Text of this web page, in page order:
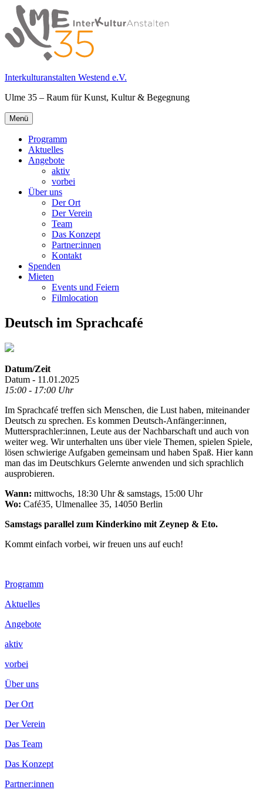
Springe
zum
Inhalt
Interkulturanstalten Westend e.V.
Ulme 35 – Raum für Kunst, Kultur & Begegnung
Primäres
Menü
Menü
Programm
Aktuelles
Angebote
aktiv
vorbei
Über uns
Der Ort
Der Verein
Team
Das Konzept
Partner:innen
Kontakt
Spenden
Mieten
Events und Feiern
Filmlocation
Deutsch im Sprachcafé
Datum/Zeit
Datum - 11.01.2025
15:00 - 17:00 Uhr
Im Sprachcafé treffen sich Menschen, die Lust haben, miteinander
Deutsch zu sprechen. Es kommen Deutsch-Anfänger:innen,
Muttersprachler:innen, Leute aus der Nachbarschaft und auch von
weiter weg. Wir unterhalten uns über viele Themen, spielen Spiele,
lösen schwierige Aufgaben gemeinsam und haben Spaß. Hier kann
man das im Deutschkurs Gelernte anwenden und sich sprachlich
ausprobieren.
Wann: mittwochs, 18:30 Uhr & samstags, 15:00 Uhr
Wo: Café35, Ulmenallee 35, 14050 Berlin
Samstags parallel zum Kinderkino mit Zeynep & Eto.
Kommt einfach vorbei, wir freuen uns auf euch!
Footer
Inhalt
Programm
Aktuelles
Angebote
aktiv
vorbei
Über uns
Der Ort
Der Verein
Das Team
Das Konzept
Partner:innen